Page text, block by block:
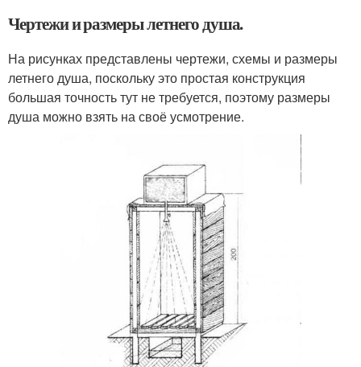
Чертежи и размеры летнего душа.
На рисунках представлены чертежи, схемы и размеры
летнего душа, поскольку это простая конструкция
большая точность тут не требуется, поэтому размеры
душа можно взять на своё усмотрение.